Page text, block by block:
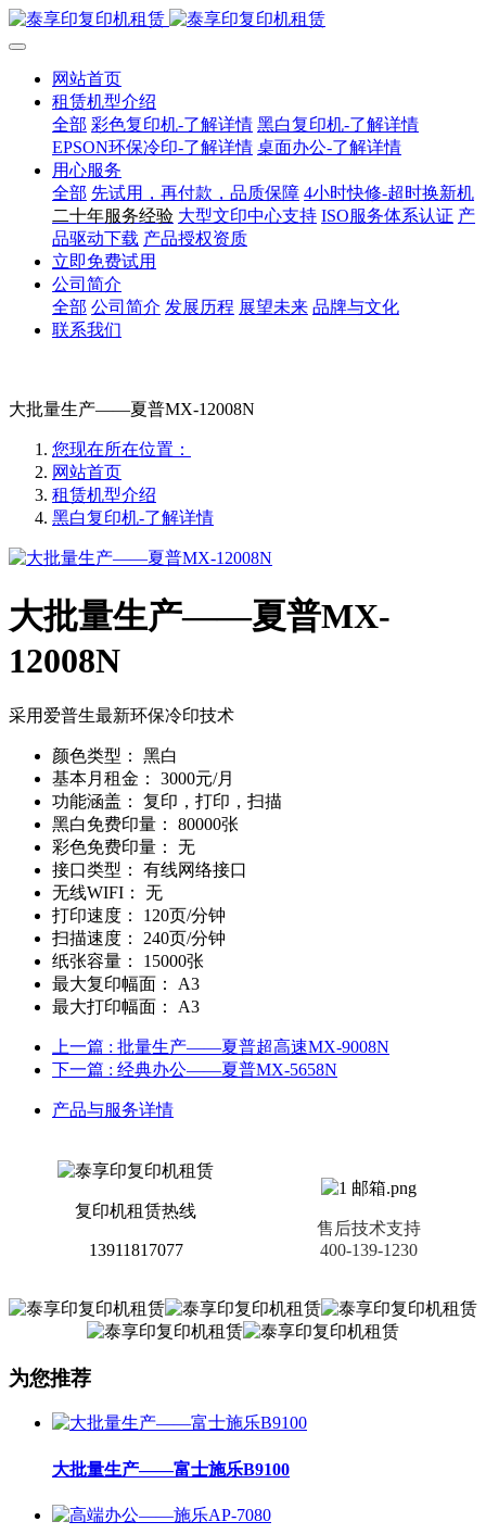
网站首页
租赁机型介绍
全部 彩色复印机-了解详情 黑白复印机-了解详情
EPSON环保冷印-了解详情 桌面办公-了解详情
用心服务
全部 先试用，再付款，品质保障 4小时快修-超时换新机
二十年服务经验 大型文印中心支持 ISO服务体系认证 产
品驱动下载 产品授权资质
立即免费试用
公司简介
全部 公司简介 发展历程 展望未来 品牌与文化
联系我们
大批量生产——夏普MX-12008N
您现在所在位置：
网站首页
租赁机型介绍
黑白复印机-了解详情
大批量生产——夏普MX-
12008N
采用爱普生最新环保冷印技术
颜色类型：
黑白
基本月租金：
3000元/月
功能涵盖：
复印，打印，扫描
黑白免费印量：
80000张
彩色免费印量：
无
接口类型：
有线网络接口
无线WIFI：
无
打印速度：
120页/分钟
扫描速度：
240页/分钟
纸张容量：
15000张
最大复印幅面：
A3
最大打印幅面：
A3
上一篇 : 批量生产——夏普超高速MX-9008N
下一篇 : 经典办公——夏普MX-5658N
产品与服务详情
复印机租赁热线
13911817077
售后技术支持
400-139-1230
为您推荐
大批量生产——富士施乐B9100